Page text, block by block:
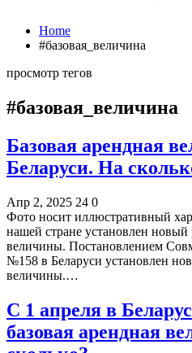
Home
#базовая_величина
просмотр тегов
#базовая_величина
Базовая арендная
Беларуси. На
Апр 2, 2025 24 0
Фото носит иллюстративный
нашей стране установлен новый
величины. Постановлением
№158 в Беларуси установлен
величины.…
С 1 апреля в
базовая арендная